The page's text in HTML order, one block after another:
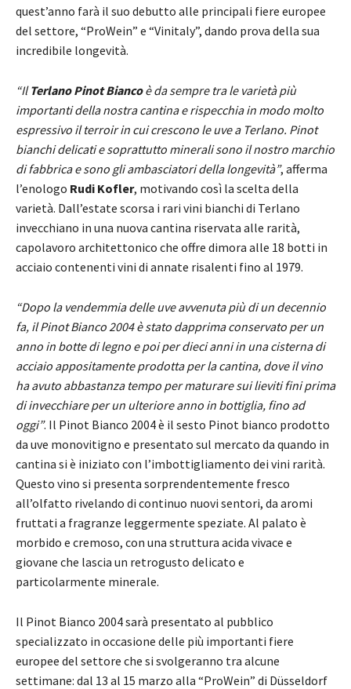
quest’anno farà il suo debutto alle principali fiere europee
del settore, “ProWein” e “Vinitaly”, dando prova della sua
incredibile longevità.
“IlTerlano Pinot Biancoè da sempre tra le varietà più
importanti della nostra cantina e rispecchia in modo molto
espressivo il terroir in cui crescono le uve a Terlano. Pinot
bianchi delicati e soprattutto minerali sono il nostro marchio
di fabbrica e sono gli ambasciatori della longevità”, afferma
l’enologo Rudi Kofler, motivando così la scelta della
varietà. Dall’estate scorsa i rari vini bianchi di Terlano
invecchiano in una nuova cantina riservata alle rarità,
capolavoro architettonico che offre dimora alle 18 botti in
acciaio contenenti vini di annate risalenti fino al 1979.
“Dopo la vendemmia delle uve avvenuta più di un decennio
fa, il Pinot Bianco 2004 è stato dapprima conservato per un
anno in botte di legno e poi per dieci anni in una cisterna di
acciaio appositamente prodotta per la cantina, dove il vino
ha avuto abbastanza tempo per maturare sui lieviti fini prima
di invecchiare per un ulteriore anno in bottiglia, fino ad
oggi”. Il Pinot Bianco 2004 è il sesto Pinot bianco prodotto
da uve monovitigno e presentato sul mercato da quando in
cantina si è iniziato con l’imbottigliamento dei vini rarità.
Questo vino si presenta sorprendentemente fresco
all’olfatto rivelando di continuo nuovi sentori, da aromi
fruttati a fragranze leggermente speziate. Al palato è
morbido e cremoso, con una struttura acida vivace e
giovane che lascia un retrogusto delicato e
particolarmente minerale.
Il Pinot Bianco 2004 sarà presentato al pubblico
specializzato in occasione delle più importanti fiere
europee del settore che si svolgeranno tra alcune
settimane: dal 13 al 15 marzo alla “ProWein” di Düsseldorf